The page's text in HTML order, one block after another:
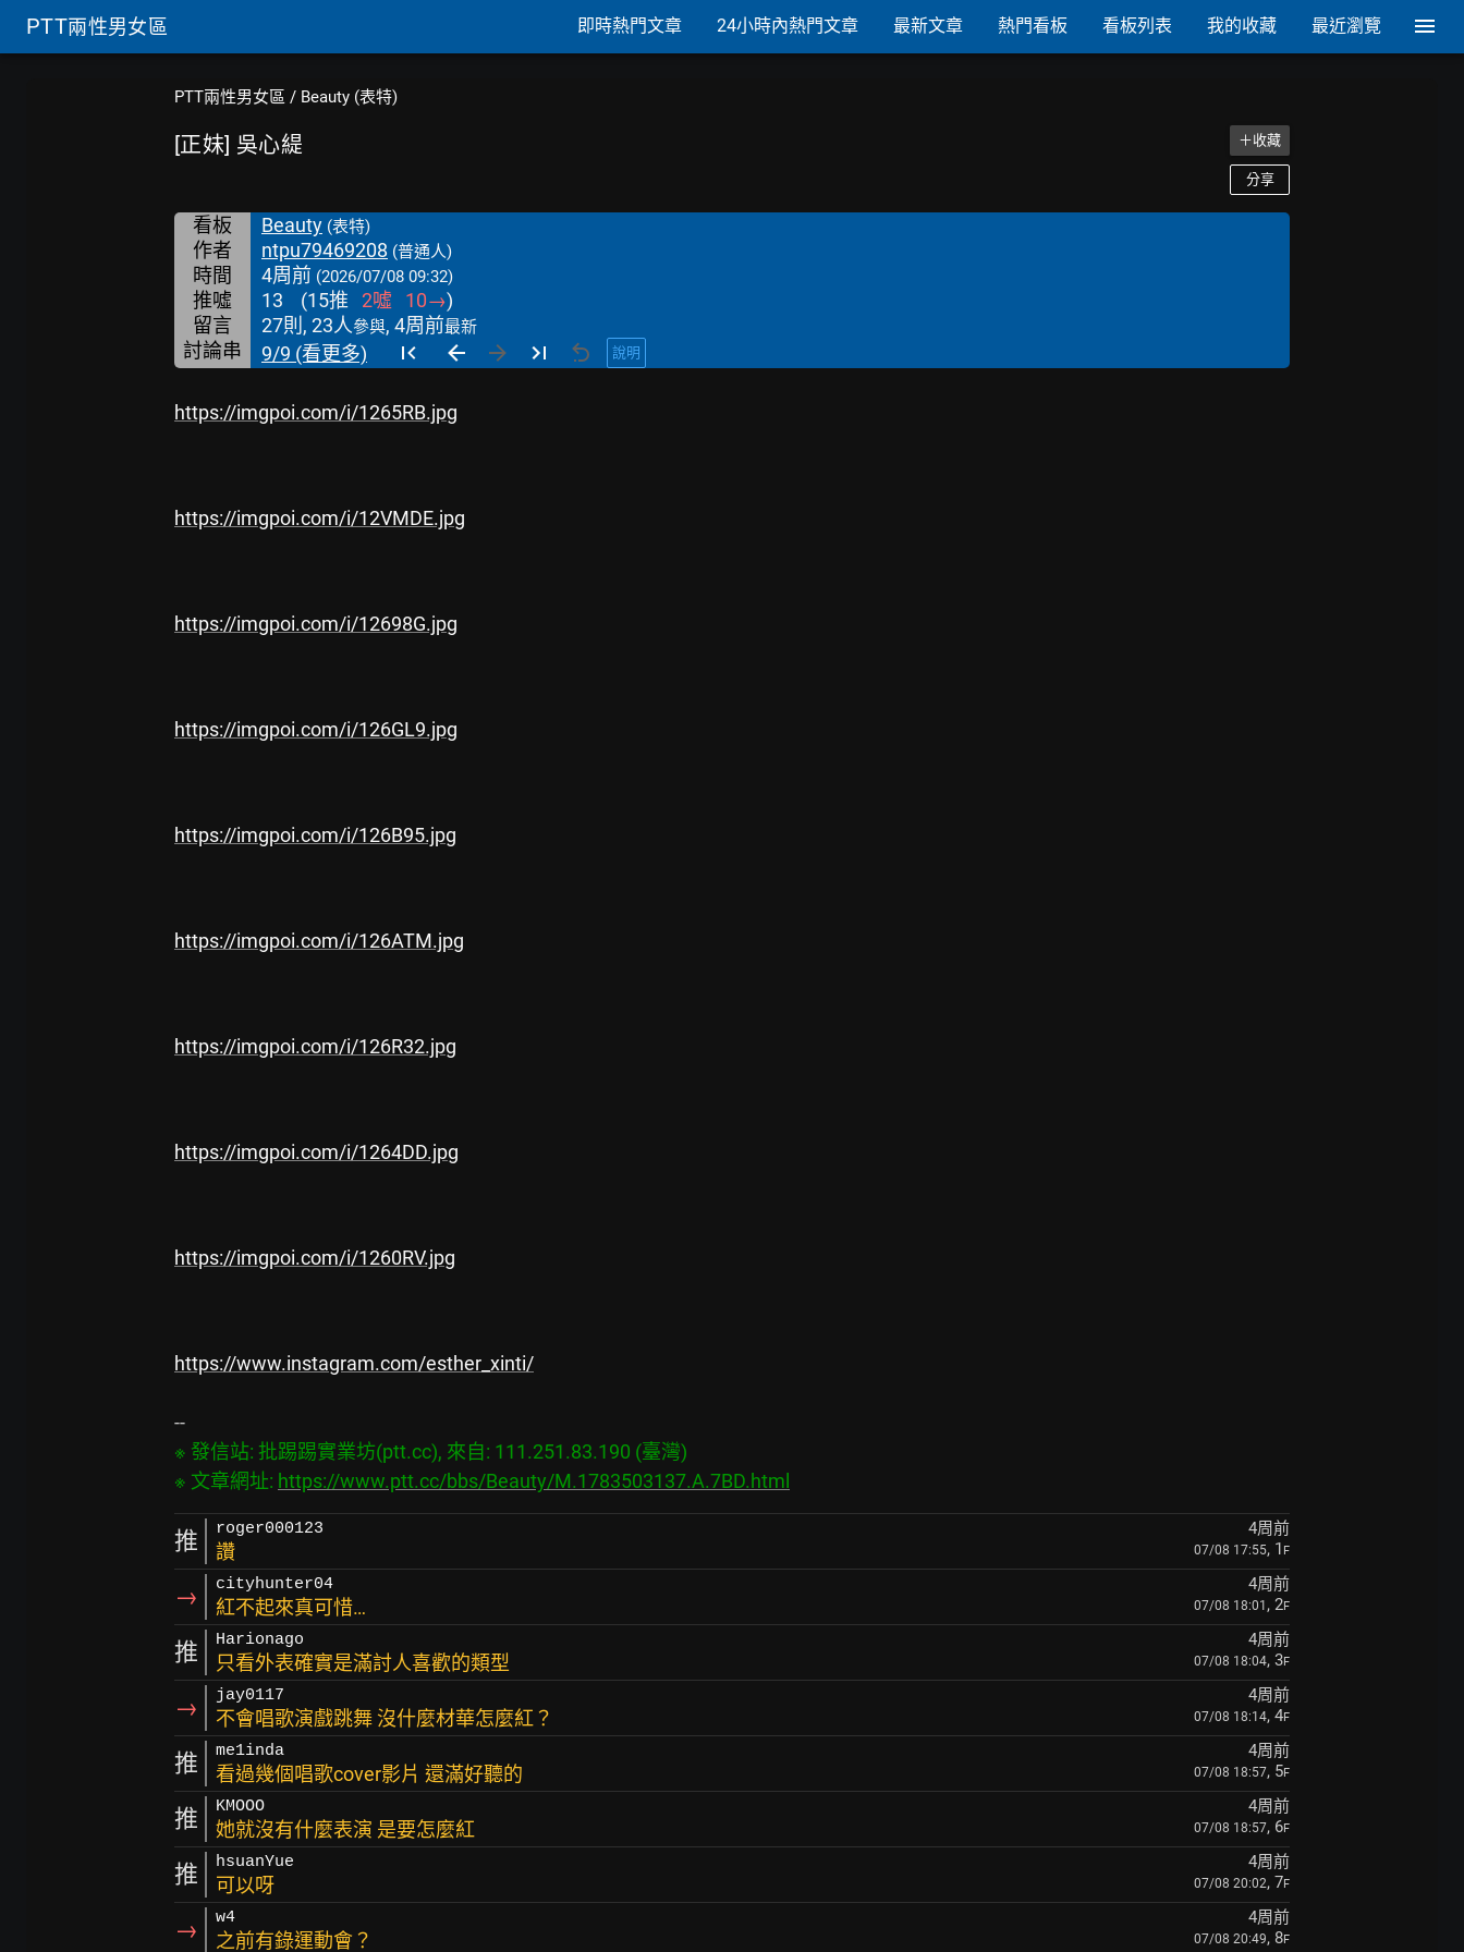
PTT兩性男女區 即時熱門文章 24小時內熱門文章 最新文章 熱門看板 看板列表 我的收藏 最近瀏覽
PTT兩性男女區 / Beauty (表特)
[正妹] 吳心緹 ＋收藏
分享
看板 Beauty (表特)
作者 ntpu79469208 (普通人)
時間 4周前 (2026/07/08 09:32)
推噓 13 (15推 2噓 10→)
留言
27則, 23人參與, 4周前最新
討論串 9/9 (看更多) 說明
https://imgpoi.com/i/1265RB.jpg
https://imgpoi.com/i/12VMDE.jpg
https://imgpoi.com/i/12698G.jpg
https://imgpoi.com/i/126GL9.jpg
https://imgpoi.com/i/126B95.jpg
https://imgpoi.com/i/126ATM.jpg
https://imgpoi.com/i/126R32.jpg
https://imgpoi.com/i/1264DD.jpg
https://imgpoi.com/i/1260RV.jpg
https://www.instagram.com/esther_xinti/
※ 發信站: 批踢踢實業坊(ptt.cc), 來自: 111.251.83.190 (臺灣)
※ 文章網址: https://www.ptt.cc/bbs/Beauty/M.1783503137.A.7BD.html
推 roger000123 4周前
讚 07/08 17:55, 1 F
→ cityhunter04 4周前
紅不起來真可惜… 07/08 18:01 , 2F
推 Harionago 4周前
只看外表確實是滿討人喜歡的類型 07/08 18:04, 3F
→ jay0117 4周前
不會唱歌演戲跳舞 沒什麼材華怎麼紅？ 07/08 18:14, 4F
推 me1inda 4周前
看過幾個唱歌cover影片 還滿好聽的 07/08 18:57, 5F
推 KMOOO 4周前
她就沒有什麼表演 是要怎麼紅 07/08 18:57, 6F
推 hsuanYue 4周前
可以呀 07/08 20:02, 7F
→ w4 4周前
之前有錄運動會？ 07/08 20:49, 8F